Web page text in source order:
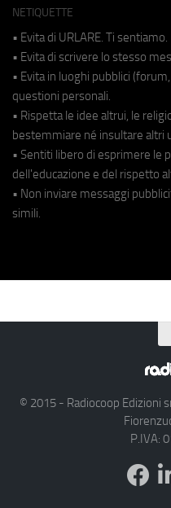
NETIQUETTE
• Evita di URLARE. Ti sentiamo.
• Evita di scrivere lo stesso
• Evita in luoghi pubblici
questioni personali.
• Rispetta le idee altrui, le
bestemmiare né insultare altri
• Sentiti libero di esprimere le
dell'educazione e del rispetto
• Non inviare messaggi
simili.
© 2015 - Radiocoop Edizioni
P.IVA: